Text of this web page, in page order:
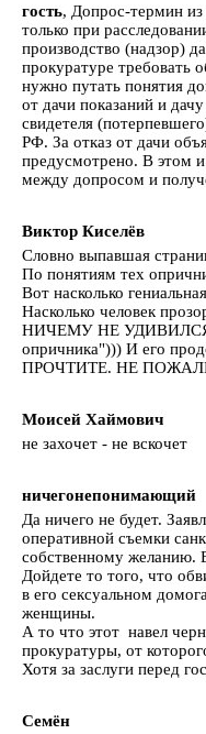
гость, Допрос-термин
только при
производство (надзор)
прокуратуре требовать
нужно путать понятия
от дачи показаний и
свидетеля
РФ. За отказ от дачи
предусмотрено. В этом и
между допросом и
Виктор Киселёв
Словно выпавшая
По понятиям тех
Вот насколько
Насколько человек
НИЧЕМУ НЕ
опричника"))) И его
ПРОЧТИТЕ. НЕ
Моисей Хаймович
не захочет - не вскочет
ничегонепонимающий
Да ничего не будет.
оперативной съемки
собственному желанию.
Дойдете то того, что
в его сексуальном
женщины.
А то что этот навел
прокуратуры, от
Хотя за заслуги перед
Семён